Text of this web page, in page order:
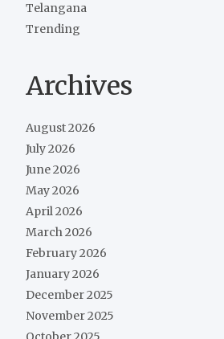
Telangana
Trending
Archives
August 2026
July 2026
June 2026
May 2026
April 2026
March 2026
February 2026
January 2026
December 2025
November 2025